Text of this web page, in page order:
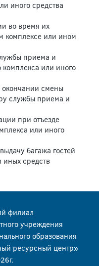
иного средства
во время их
комплексе или ином
приема и
или иного
окончании смены
службы приема и
при отъезде
или иного
багажа гостей
иных средств
филиал
учреждения
образования
ресурсный центр»